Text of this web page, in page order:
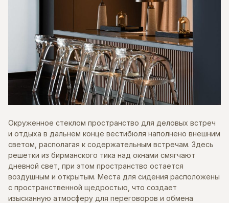
Окруженное стеклом пространство для деловых встреч
и отдыха в дальнем конце вестибюля наполнено внешним
светом, располагая к содержательным встречам. Здесь
решетки из бирманского тика над окнами смягчают
дневной свет, при этом пространство остается
воздушным и открытым. Места для сидения расположены
с пространственной щедростью, что создает
изысканную атмосферу для переговоров и обмена